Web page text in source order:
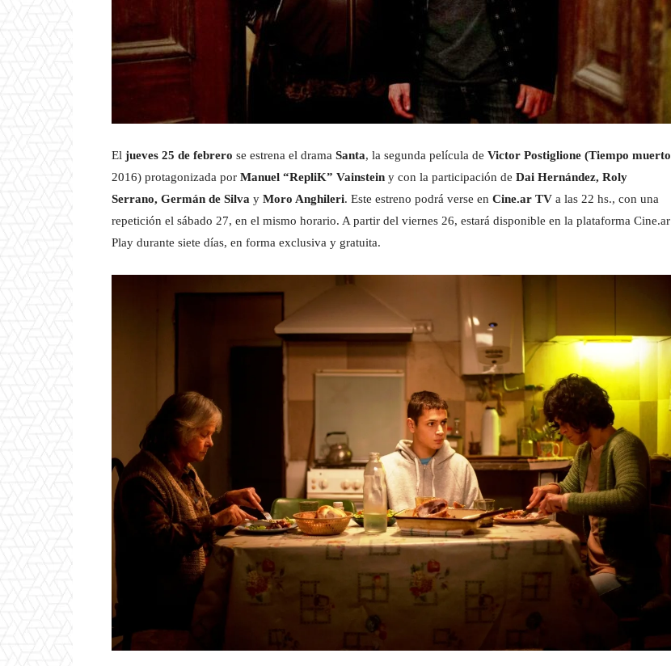
El jueves 25 de febrero se estrena el drama Santa, la segunda película de Victor Postiglione (Tiempo muerto
2016) protagonizada por Manuel “RepliK” Vainstein y con la participación de Dai Hernández, Roly
Serrano, Germán de Silva y Moro Anghileri. Este estreno podrá verse en Cine.ar TV a las 22 hs., con una
repetición el sábado 27, en el mismo horario. A partir del viernes 26, estará disponible en la plataforma Cine.ar
Play durante siete días, en forma exclusiva y gratuita.